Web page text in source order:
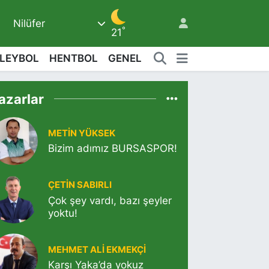
Nilüfer
21°
HENTBOL GENEL
METIN YÜKSEK
Bizim adımız BURSASPOR!
ÇETIN SABIRLI
Çok şey vardı, bazı şeyler
yoktu!
MEHMET ALI EKMEKÇI
Karşı Yaka’da yokuz